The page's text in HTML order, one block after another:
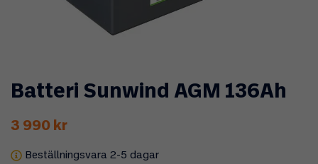
Batteri Sunwind AGM 136Ah
3 990 kr
Beställningsvara 2-5 dagar